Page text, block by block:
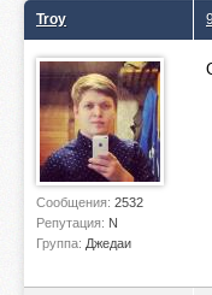
Troy
Сообщения: 2532
Репутация: N
Группа: Джедаи